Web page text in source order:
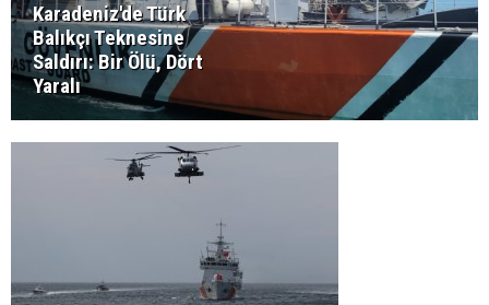
Karadeniz'de Türk
Balıkçı Teknesine
Saldırı: Bir Ölü, Dört
Yaralı